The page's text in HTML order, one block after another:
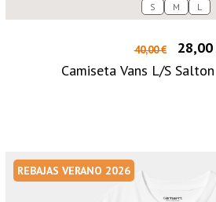
S M L
40,00 €
28,00
Camiseta Vans L/S
REBAJAS VERANO 2026